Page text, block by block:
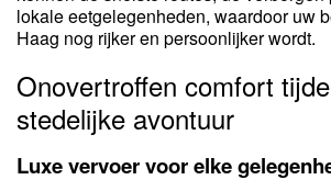
lokale eetgelegenheden, waardoor uw
Haag nog rijker en persoonlijker wordt.
Onovertroffen comfort
stedelijke avontuur
Luxe vervoer voor elke